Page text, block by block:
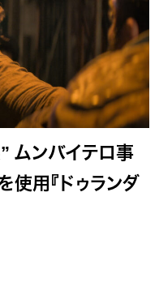
ムンバイテロ事
用『ドゥランダ